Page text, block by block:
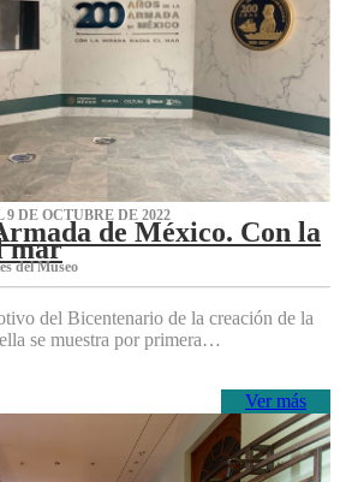
9 DE OCTUBRE DE 2022
de México. Con la
mar
del Museo‌
del Bicentenario de la creación de la
se muestra por primera…
Ver más